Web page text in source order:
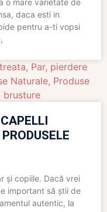
o mare varietate de
daca esti in
pentru a-ti vopsi
, Par, pierdere
Naturale, Produse
brusture
și copiile. Dacă vrei
important să știi de
autentic, la